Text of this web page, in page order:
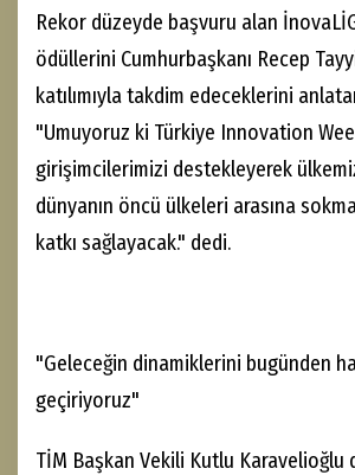
Rekor düzeyde başvuru alan İnovaLİG
ödüllerini Cumhurbaşkanı Recep
katılımıyla takdim edeceklerini
"Umuyoruz ki Türkiye Innovation
girişimcilerimizi destekleyerek
dünyanın öncü ülkeleri arasına
katkı sağlayacak." dedi.
"Geleceğin dinamiklerini bugünden
geçiriyoruz"
TİM Başkan Vekili Kutlu Karavelioğlu